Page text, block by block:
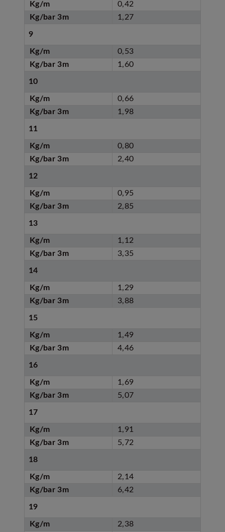
Kg/m
0,42
Kg/bar 3m
1,27
9
Kg/m
0,53
Kg/bar 3m
1,60
10
Kg/m
0,66
Kg/bar 3m
1,98
11
Kg/m
0,80
Kg/bar 3m
2,40
12
Kg/m
0,95
Kg/bar 3m
2,85
13
Kg/m
1,12
Kg/bar 3m
3,35
14
Kg/m
1,29
Kg/bar 3m
3,88
15
Kg/m
1,49
Kg/bar 3m
4,46
16
Kg/m
1,69
Kg/bar 3m
5,07
17
Kg/m
1,91
Kg/bar 3m
5,72
18
Kg/m
2,14
Kg/bar 3m
6,42
19
Kg/m
2,38